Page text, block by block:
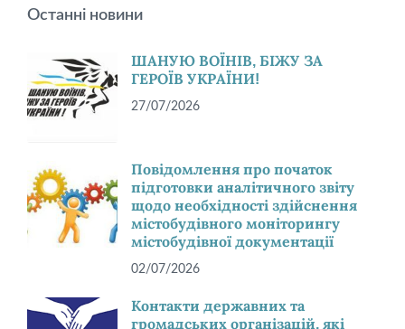
Останні новини
ШАНУЮ ВОЇНІВ, БІЖУ ЗА
ГЕРОЇВ УКРАЇНИ!
27/07/2026
Повідомлення про початок
підготовки аналітичного звіту
щодо необхідності здійснення
містобудівного моніторингу
містобудівної документації
02/07/2026
Контакти державних та
громадських організацій, які